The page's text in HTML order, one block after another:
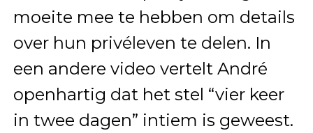
moeite mee te hebben om details
over hun privéleven te delen. In
een andere video vertelt André
openhartig dat het stel “vier keer
in twee dagen” intiem is geweest.